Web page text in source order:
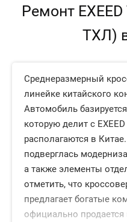
Ремонт
ТХЛ)
Среднеразмерный
линейке китайского
Автомобиль
которую делит с
располагаются в
подверглась
а также элементы
отметить, что
предлагает богатые
официально